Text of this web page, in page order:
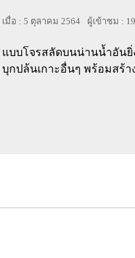
เมื่อ : 5 ตุลาคม 2564 ผู้เข้าชม :
แบบโจรสลัดบนน่านน้ำอัน
บุกปล้นเกาะอื่นๆ พร้อมสร้า